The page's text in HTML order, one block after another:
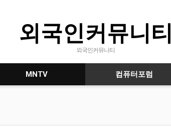
외국인커뮤니티
외국인커뮤니티
MNTV 컴퓨터포럼